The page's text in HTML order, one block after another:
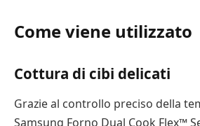
Come viene utilizzato
Cottura di cibi delicati
Grazie al controllo preciso della
Samsung Forno Dual Cook Flex™